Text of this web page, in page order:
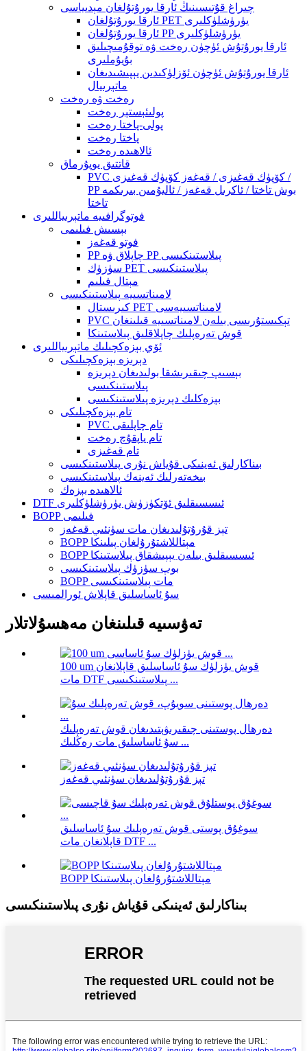
چىراغ قۇتىسىنىڭ ئارقا يورۇتۇلغان مېدىياسى
ئارقا يورۇتۇلغان PET يۈرۈشلۈكلىرى
ئارقا يورۇتۇلغان PP يۈرۈشلۈكلىرى
ئارقا يورۇتۇش ئۈچۈن رەخت ۋە توقۇمىچىلىق
بۇيۇملىرى
ئارقا يورۇتۇش ئۈچۈن ئۆزلۈكىدىن يېپىشىدىغان
ماتېرىيال
رەخت ۋە رەخت
پولىئېستېر رەخت
پولى-پاختا رەخت
پاختا رەخت
ئالاھىدە رەخت
قاتتىق يوپۇرماق
PVC كۆپۈك قەغىزى / قەغەز كۆپۈك قەغىزى /
PP بوش تاختا / ئاكرىل قەغەز / ئاليۇمىن بىرىكمە
تاختا
فوتوگرافىيە ماتېرىياللىرى
بېسىش فىلىمى
فوتو قەغەز
PP چاپلاق ۋە PP پىلاستىنكىسى
سۈزۈك PET پىلاستىنكىسى
مېتال فىلىم
لامىناتسىيە پىلاستىنكىسى
كىرىستال PET لامىناتسىيەسى
PVC تېكىستۇرىسى بىلەن لامىناتسىيە قىلىنغان
قوش تەرەپلىك چاپلاقلىق پىلاستىنكا
ئۆي بېزەكچىلىك ماتېرىياللىرى
دېرىزە بېزەكچىلىكى
بېسىپ چىقىرىشقا بولىدىغان دېرىزە
پىلاستىنكىسى
بېزەكلىك دېرىزە پىلاستىنكىسى
تام بېزەكچىلىكى
PVC تام چاپلىقى
تام ياپقۇچ رەخت
تام قەغىزى
بىناكارلىق ئەينىكى قۇياش نۇرى پىلاستىنكىسى
بىخەتەرلىك ئەينەك پىلاستىنكىسى
ئالاھىدە بېزەك
DTF ئىسسىقلىق ئۆتكۈزۈش يۈرۈشلۈكلىرى
BOPP فىلىمى
تېز قۇرۇتۇلىدىغان مات سۈنئىي قەغەز
BOPP مېتاللاشتۇرۇلغان پىلىنكا
BOPP ئىسسىقلىق بىلەن يېپىشقاق پىلاستىنكا
بوپ سۈزۈك پىلاستىنكىسى
BOPP مات پىلاستىنكىسى
سۇ ئاساسلىق قاپلاش ئورالمىسى
تەۋسىيە قىلىنغان مەھسۇلاتلار
100 um قوش يۈزلۈك سۇ ئاساسلىق قاپلانغان
مات DTF پىلاستىنكىسى ...
دەرھال پوستىنى چىقىرىۋېتىدىغان قوش تەرەپلىك
سۇ ئاساسلىق مات رەڭلىك ...
تېز قۇرۇتۇلىدىغان سۈنئىي قەغەز
سوغۇق پوستى قوش تەرەپلىك سۇ ئاساسلىق
قاپلانغان مات DTF ...
BOPP مېتاللاشتۇرۇلغان پىلاستىنكا
بىناكارلىق ئەينىكى قۇياش نۇرى پىلاستىنكىسى